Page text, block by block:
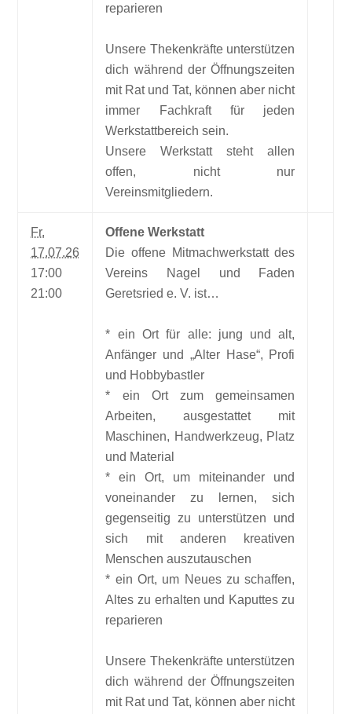
reparieren
Unsere Thekenkräfte unterstützen
dich während der Öffnungszeiten
mit Rat und Tat, können aber nicht
immer Fachkraft für jeden
Werkstattbereich sein.
Unsere Werkstatt steht allen
offen, nicht nur
Vereinsmitgliedern.
Fr.
17.07.26
17:00
21:00
Offene Werkstatt
Die offene Mitmachwerkstatt des
Vereins Nagel und Faden
Geretsried e. V. ist…
* ein Ort für alle: jung und alt,
Anfänger und „Alter Hase“, Profi
und Hobbybastler
* ein Ort zum gemeinsamen
Arbeiten, ausgestattet mit
Maschinen, Handwerkzeug, Platz
und Material
* ein Ort, um miteinander und
voneinander zu lernen, sich
gegenseitig zu unterstützen und
sich mit anderen kreativen
Menschen auszutauschen
* ein Ort, um Neues zu schaffen,
Altes zu erhalten und Kaputtes zu
reparieren
Unsere Thekenkräfte unterstützen
dich während der Öffnungszeiten
mit Rat und Tat, können aber nicht